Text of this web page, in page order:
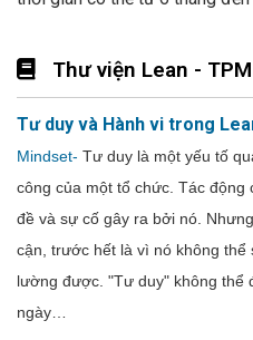
Thư viện Lean - TPM
Tư duy và Hành vi trong
Mindset- Tư duy là một yếu tố
công của một tổ chức. Tác
đề và sự cố gây ra bởi nó.
cận, trước hết là vì nó không
lường được. "Tư duy" không thể
ngày…